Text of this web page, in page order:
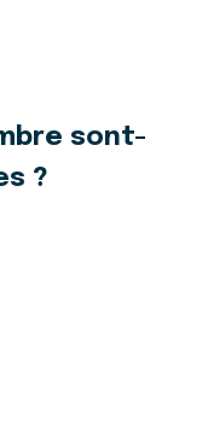
sont-
?